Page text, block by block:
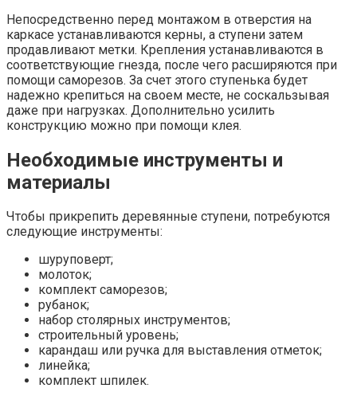
Непосредственно перед монтажом в отверстия на
каркасе устанавливаются керны, а ступени затем
продавливают метки. Крепления устанавливаются в
соответствующие гнезда, после чего расширяются при
помощи саморезов. За счет этого ступенька будет
надежно крепиться на своем месте, не соскальзывая
даже при нагрузках. Дополнительно усилить
конструкцию можно при помощи клея.
Необходимые инструменты и
материалы
Чтобы прикрепить деревянные ступени, потребуются
следующие инструменты:
шуруповерт;
молоток;
комплект саморезов;
рубанок;
набор столярных инструментов;
строительный уровень;
карандаш или ручка для выставления отметок;
линейка;
комплект шпилек.